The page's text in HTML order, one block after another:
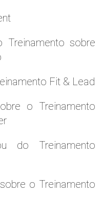
Treinamento sobre
Fit & Lead
o Treinamento
do Treinamento
o Treinamento